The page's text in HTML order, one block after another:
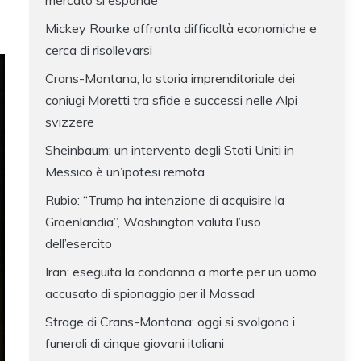
Mickey Rourke affronta difficoltà economiche e
cerca di risollevarsi
Crans-Montana, la storia imprenditoriale dei
coniugi Moretti tra sfide e successi nelle Alpi
svizzere
Sheinbaum: un intervento degli Stati Uniti in
Messico è un’ipotesi remota
Rubio: “Trump ha intenzione di acquisire la
Groenlandia”, Washington valuta l’uso
dell’esercito
Iran: eseguita la condanna a morte per un uomo
accusato di spionaggio per il Mossad
Strage di Crans-Montana: oggi si svolgono i
funerali di cinque giovani italiani